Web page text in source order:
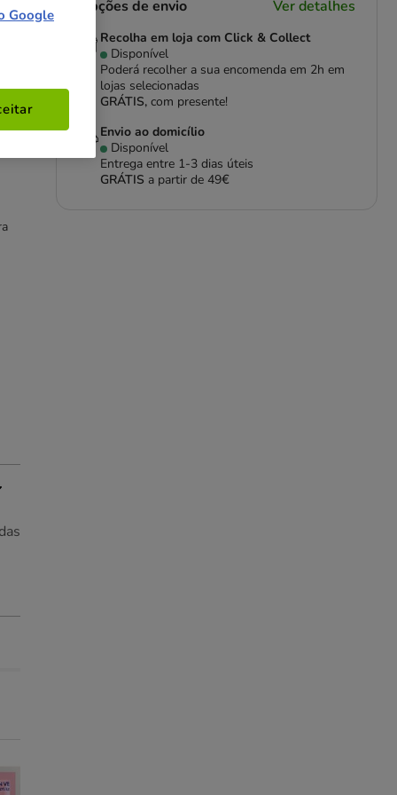
Opções de envio Ver detalhes
Recolha em loja com Click & Collect
Disponível
Poderá recolher a sua encomenda em 2h em
lojas selecionadas
GRÁTIS,com presente!
Envio ao domicílio
Disponível
Entrega entre 1-3 dias úteis
GRÁTIS a partir de 49€
Google